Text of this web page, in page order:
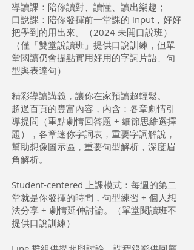
導讀課：陪你讀對、讀懂、讀出樂趣；
口說課：陪你發揮前一堂課的 input，好好
把學到的用出來。（2024 未開口說班）
（僅「雙堂說讀班」提供口說訓練，但單
堂閱讀仍會提點實用好用的字詞片語、句
型與表達句）
精彩導讀講義，讓你在家預讀超輕鬆。
超過百頁的豐富內容，內含：各章劇情引
導提問（重點劇情回答題 + 細節思維選擇
題），各章迷你字詞表，重要字詞解說，
幫助想像圖示區，重要句型解析，深度眉
角解析。
Student-centered 上課模式：每週的第二
堂就是你發揮的時間，句型練習 + 個人想
法分享 + 劇情延伸討論。（單堂閱讀班不
提供口說訓練）